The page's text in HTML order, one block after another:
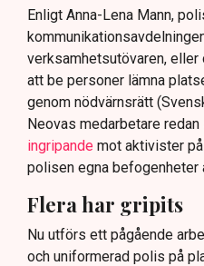
Enligt Anna-Lena Mann,
verksamhetsutövaren,
att be personer lämna
genom nödvärnsrätt
Neovas medarbetare redan
ingripande mot aktivister
polisen egna befogenheter
Flera har gripits
Nu utförs ett pågående
och uniformerad polis på